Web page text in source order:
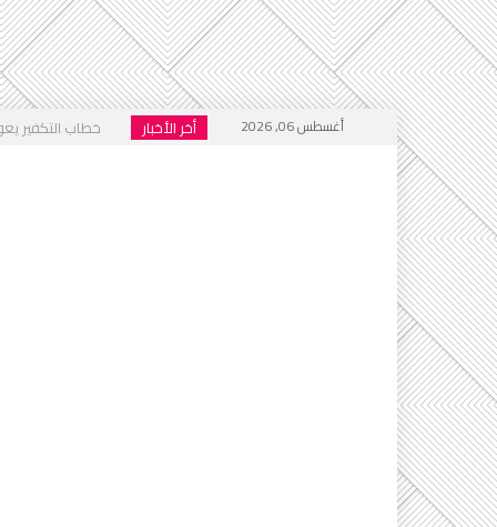
أغسطس 06, 2026 أخر الأخبار خطاب التكفير